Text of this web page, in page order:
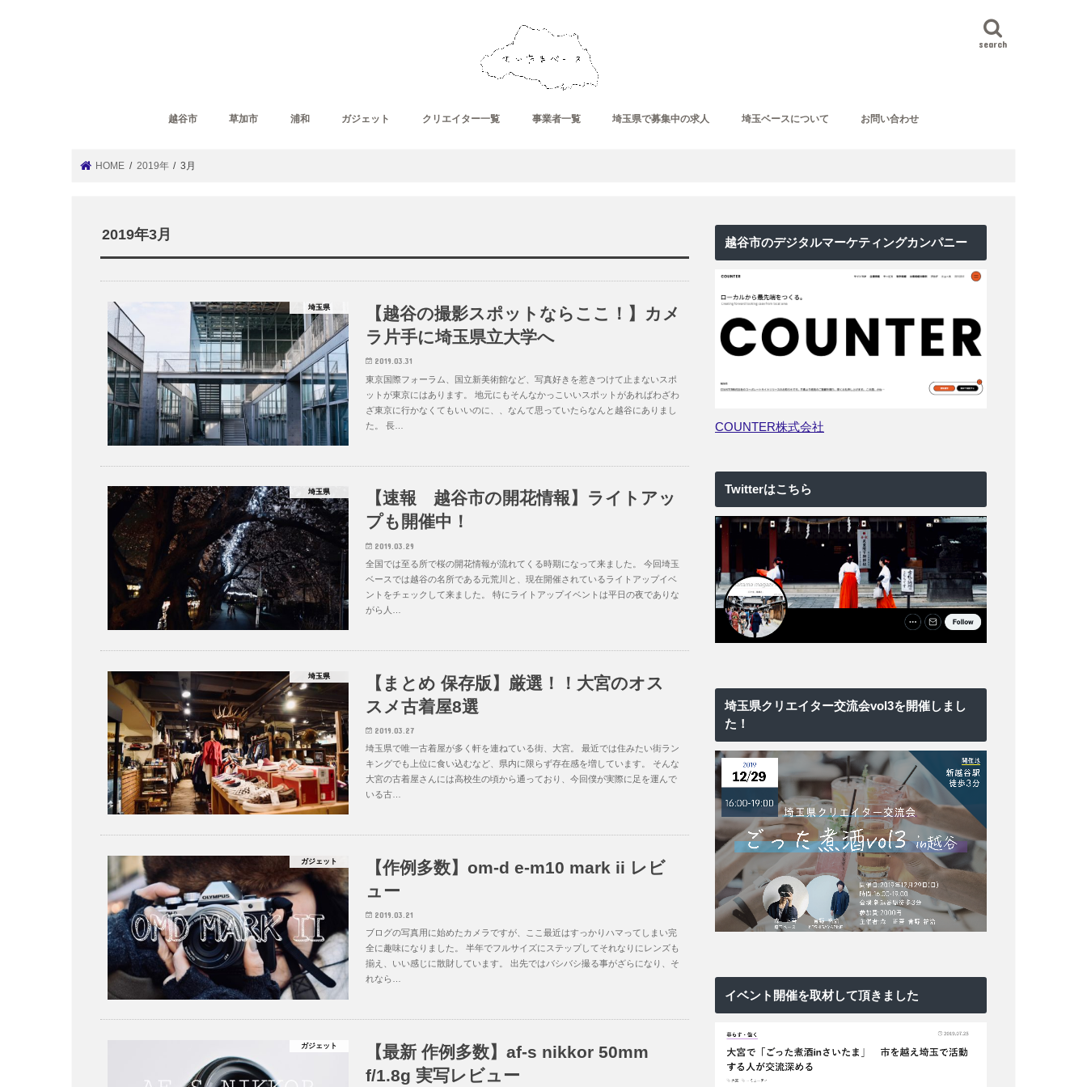
search
越谷市 草加市 浦和 ガジェット クリエイター一覧 事業者一覧 埼玉県で募集中の求人 埼玉ベースについて お問い合わせ
HOME 2019年 3月
2019年3月
埼玉県
【越谷の撮影スポットならここ！】カメ
ラ片手に埼玉県立大学へ
2019.03.31
東京国際フォーラム、国立新美術館など、写真好きを惹きつけて止まないスポ
ットが東京にはあります。 地元にもそんなかっこいいスポットがあればわざわ
ざ東京に行かなくてもいいのに、、なんて思っていたらなんと越谷にありまし
た。 長…
埼玉県
【速報 越谷市の開花情報】ライトアッ
プも開催中！
2019.03.29
全国では至る所で桜の開花情報が流れてくる時期になって来ました。 今回埼玉
ベースでは越谷の名所である元荒川と、現在開催されているライトアップイベ
ントをチェックして来ました。 特にライトアップイベントは平日の夜でありな
がら人…
埼玉県
【まとめ 保存版】厳選！！大宮のオス
スメ古着屋8選
2019.03.27
埼玉県で唯一古着屋が多く軒を連ねている街、大宮。 最近では住みたい街ラン
キングでも上位に食い込むなど、県内に限らず存在感を増しています。 そんな
大宮の古着屋さんには高校生の頃から通っており、今回僕が実際に足を運んで
いる古…
ガジェット
【作例多数】om-d e-m10 mark ii レビ
ュー
2019.03.21
ブログの写真用に始めたカメラですが、ここ最近はすっかりハマってしまい完
全に趣味になりました。 半年でフルサイズにステップしてそれなりにレンズも
揃え、いい感じに散財しています。 出先ではバシバシ撮る事がざらになり、そ
れなら…
ガジェット
【最新 作例多数】af-s nikkor 50mm
f/1.8g 実写レビュー
越谷市のデジタルマーケティングカンパニー
COUNTER株式会社
Twitterはこちら
埼玉県クリエイター交流会vol3を開催しまし
た！
イベント開催を取材して頂きました